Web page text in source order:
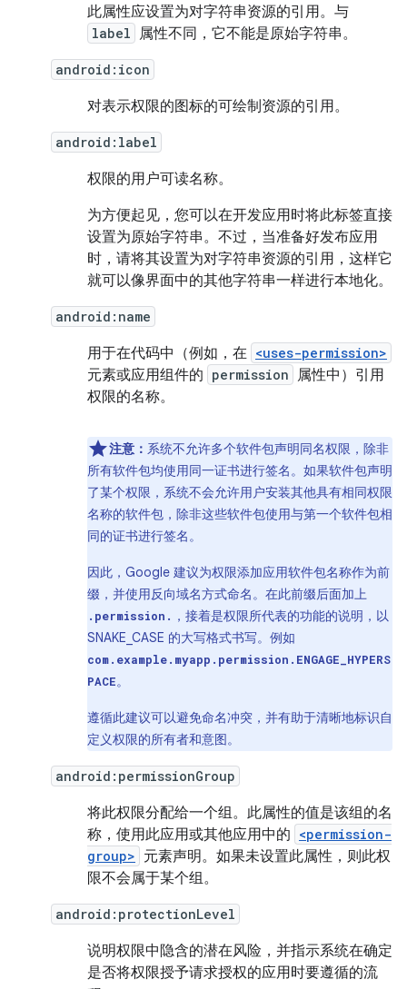
此属性应设置为对字符串资源的引用。与
label 属性不同，它不能是原始字符串。
android:icon
对表示权限的图标的可绘制资源的引用。
android:label
权限的用户可读名称。
为方便起见，您可以在开发应用时将此标签直接
设置为原始字符串。不过，当准备好发布应用
时，请将其设置为对字符串资源的引用，这样它
就可以像界面中的其他字符串一样进行本地化。
android:name
用于在代码中（例如，在 <uses-permission>
元素或应用组件的 permission 属性中）引用
权限的名称。
注意： 系统不允许多个软件包声明同名权限，除非
所有软件包均使用同一证书进行签名。如果软件包声明
了某个权限，系统不会允许用户安装其他具有相同权限
名称的软件包，除非这些软件包使用与第一个软件包相
同的证书进行签名。
因此，Google 建议为权限添加应用软件包名称作为前
缀，并使用反向域名方式命名。在此前缀后面加上
.permission. ，接着是权限所代表的功能的说明，以
SNAKE_CASE 的大写格式书写。例如
com.example.myapp.permission.ENGAGE_HYPERS
PACE。
遵循此建议可以避免命名冲突，并有助于清晰地标识自
定义权限的所有者和意图。
android:permissionGroup
将此权限分配给一个组。此属性的值是该组的名
称，使用此应用或其他应用中的 <permission-
group> 元素声明。如果未设置此属性，则此权
限不会属于某个组。
android:protectionLevel
说明权限中隐含的潜在风险，并指示系统在确定
是否将权限授予请求授权的应用时要遵循的流